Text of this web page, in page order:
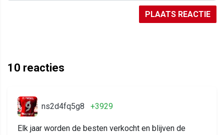
PLAATS REACTIE
10 reacties
ns2d4fq5g8 +3929
Elk jaar worden de besten verkocht en blijven de